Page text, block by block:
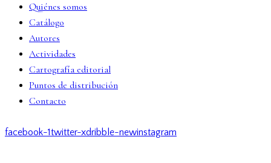
Quiénes somos
Catálogo
Autores
Actividades
Cartografía editorial
Puntos de distribución
Contacto
facebook-1twitter-xdribble-newinstagram